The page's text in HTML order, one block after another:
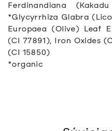
Ferdinandiana
*Glycyrrhiza Glabra
Europaea (Olive) Leaf
(CI 77891), Iron Oxides
(CI 15850)
*organic